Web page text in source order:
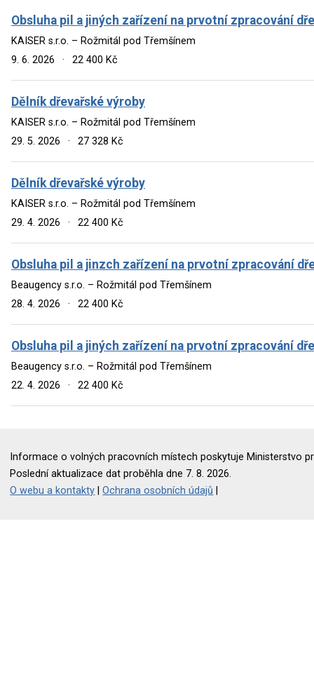
Obsluha pil a jiných zařízení na prvotní zpracování
KAISER s.r.o. – Rožmitál pod Třemšínem
9. 6. 2026
· 22 400 Kč
Dělník dřevařské výroby
KAISER s.r.o. – Rožmitál pod Třemšínem
29. 5. 2026
· 27 328 Kč
Dělník dřevařské výroby
KAISER s.r.o. – Rožmitál pod Třemšínem
29. 4. 2026
· 22 400 Kč
Obsluha pil a jinzch zařízení na prvotní zpracování
Beaugency s.r.o. – Rožmitál pod Třemšínem
28. 4. 2026
· 22 400 Kč
Obsluha pil a jiných zařízení na prvotní zpracování
Beaugency s.r.o. – Rožmitál pod Třemšínem
22. 4. 2026
· 22 400 Kč
Informace o volných pracovních místech poskytuje Ministerstvo
Poslední aktualizace dat proběhla dne 7. 8. 2026.
O webu a kontakty |Ochrana osobních údajů